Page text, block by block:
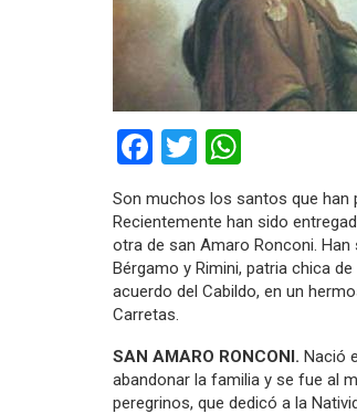
Facebook
Twitter
Son muchos los santos que han
Recientemente han sido
otra de san Amaro Ronconi.
Bérgamo y Rimini, patria chica
acuerdo del Cabildo, en un
Carretas.
SAN AMARO RONCONI. Nació
abandonar la familia y se fue al
peregrinos, que dedicó a la